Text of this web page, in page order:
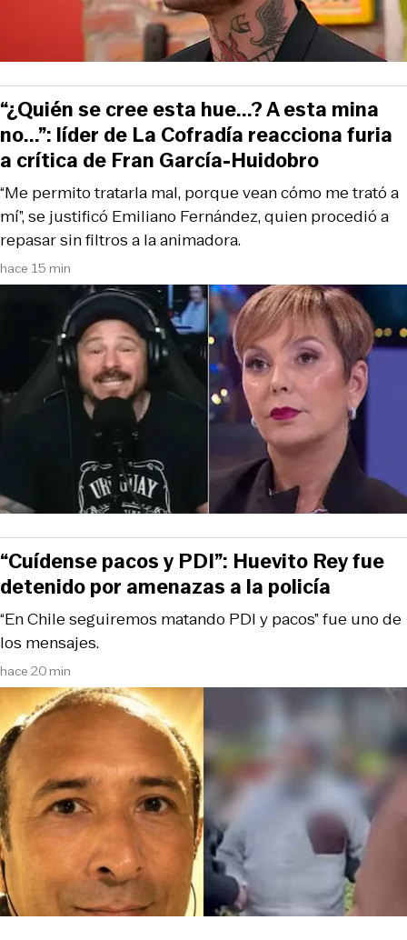
hace 15 min
“Me permito tratarla mal, porque vean cómo me trató a
mí”, se justificó Emiliano Fernández, quien procedió a
repasar sin filtros a la animadora.
“¿Quién se cree esta hue...? A esta mina
no...”: líder de La Cofradía reacciona furia
a crítica de Fran García-Huidobro
hace 20 min
“En Chile seguiremos matando PDI y pacos” fue uno de
los mensajes.
“Cuídense pacos y PDI”: Huevito Rey fue
detenido por amenazas a la policía